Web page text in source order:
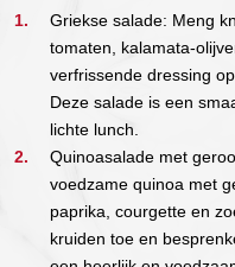
Griekse salade: Meng
tomaten, kalamata-
verfrissende dressing
Deze salade is een
lichte lunch.
Quinoasalade met
voedzame quinoa met
paprika, courgette en
kruiden toe en